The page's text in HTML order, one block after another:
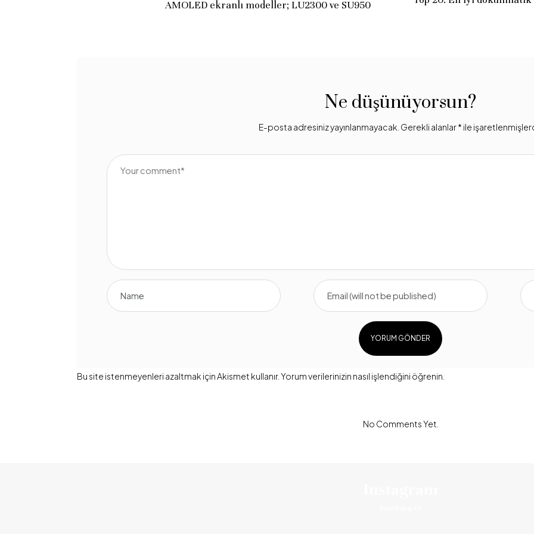
AMOLED ekranlı modeller; LU2300 ve SU950
Ne düşünüyorsun?
E-posta adresiniz yayınlanmayacak. Gerekli alanlar* ile
Bu site istenmeyenleri azaltmak için Akismet kullanır.Yorum verilerinizin nasıl işlendiğini öğrenin.
No Comments Yet.